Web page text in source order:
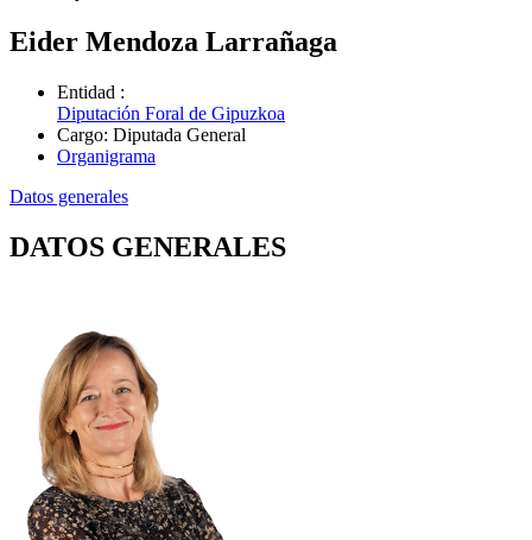
Eider Mendoza Larrañaga
Entidad :
Diputación Foral de Gipuzkoa
Cargo: Diputada General
Organigrama
Datos generales
DATOS GENERALES